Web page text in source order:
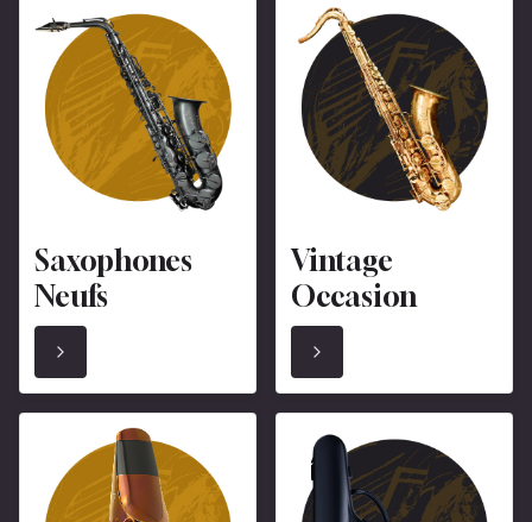
Saxophones
Neufs
Vintage
Occasion